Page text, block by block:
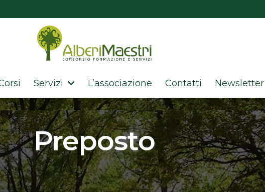
Servizi L’associazione Contatti Newsletter
Preposto